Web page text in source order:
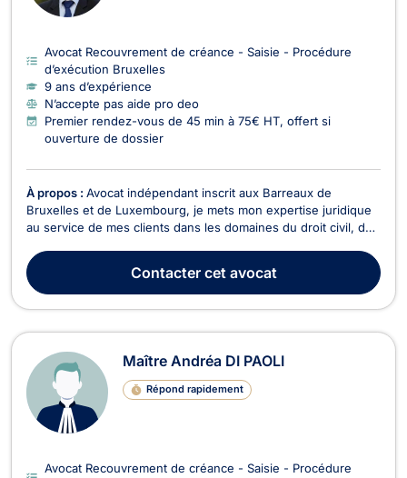
Avocat Recouvrement de créance - Saisie - Procédure
d’exécution Bruxelles
9 ans d’expérience
N’accepte pas aide pro deo
Premier rendez-vous de 45 min à 75€ HT, offert si
ouverture de dossier
À propos : Avocat indépendant inscrit aux Barreaux de
Bruxelles et de Luxembourg, je mets mon expertise juridique
au service de mes clients dans les domaines du droit civil, du
français, anglais et néerlandais, ce qui me permet
d’accompagner efficacement une clientèle dive...
Contactercet avocat
Maître Andréa DI PAOLI
Répond rapidement
Avocat Recouvrement de créance - Saisie - Procédure